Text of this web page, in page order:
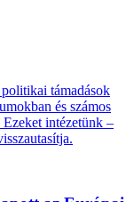
támadások
és számos
intézetünk –